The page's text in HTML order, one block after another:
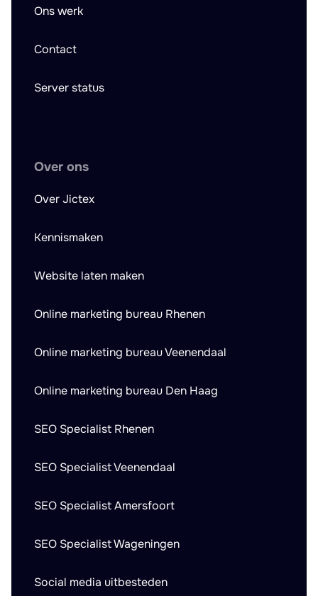
Ons werk
Contact
Server status
Over ons
Over Jictex
Kennismaken
Website laten maken
Online marketing bureau Rhenen
Online marketing bureau Veenendaal
Online marketing bureau Den Haag
SEO Specialist Rhenen
SEO Specialist Veenendaal
SEO Specialist Amersfoort
SEO Specialist Wageningen
Social media uitbesteden